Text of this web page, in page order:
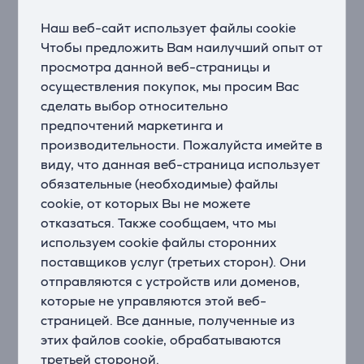
Наш веб-сайт использует файлы cookie
Чтобы предложить Вам наилучший опыт от
просмотра данной веб-страницы и
осуществления покупок, мы просим Вас
сделать выбор относительно
предпочтений маркетинга и
производительности. Пожалуйста имейте в
виду, что данная веб-страница использует
обязательные (необходимые) файлы
cookie, от которых Вы не можете
отказаться. Также сообщаем, что мы
используем cookie файлы сторонних
поставщиков услуг (третьих сторон). Они
отправляются с устройств или доменов,
которые не управляются этой веб-
страницей. Все данные, полученные из
этих файлов cookie, обрабатываются
третьей стороной.
Эффективное удаление налета и бережный уход за
деснами
Чистящая насадка C3 Premium Plaque Control
создана для тщательного ухода за полостью рта.
Мягкая боковая часть и гибкие щетинки идеально
повторяют контуры зубов, обеспечивая до 4 раз
более тесный контакт и помогая удалять налет в
труднодоступных местах.
Персонализированная чистка зубов
DiamondClean 9000 располагает рядом режимов –
Clean (Чистка), White+ (Осветление), Gum Health
(Здоровье десен) и Deep Clean+ (Глубокая чистка) –
которые помогут Вам эффективнее чистить зубы.
Режим Clean (Чистка) подходит для качественной
ежедневной чистки зубов, White+ (Осветление) – для
удаления потемнений, Gum Health (Здоровье десен)
обеспечивает бережную и эффективную чистку